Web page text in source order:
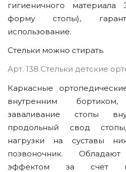
гигиеничного
форму стопы),
использование.
Стельки можно стирать.
Арт. 138 Стельки детские
Каркасные
внутренним
заваливание стопы
продольный свод
нагрузки на суставы
позвоночник. Обладают
эффектом за счет